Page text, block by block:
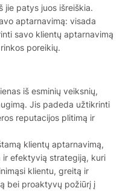
jie patys juos išreiškia.
aptarnavimą: visada
savo klientų aptarnavimą
poreikių.
iš esminių veiksnių,
Jis padeda užtikrinti
reputacijos plitimą ir
klientų aptarnavimą,
efektyvią strategiją, kuri
klientu, greitą ir
bei proaktyvų požiūrį į